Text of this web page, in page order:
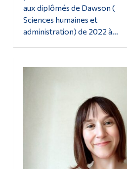
aux diplômés de Dawson (
Sciences humaines et
administration) de 2022 à...